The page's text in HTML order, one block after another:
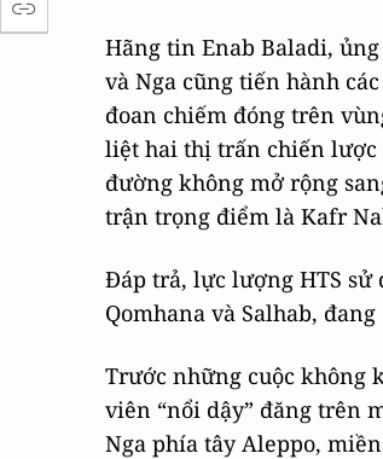
Hãng tin Enab Baladi,
và Nga cũng tiến hành
đoan chiếm đóng trên
liệt hai thị trấn chiến lược
đường không mở rộng
trận trọng điểm là Kafr
Đáp trả, lực lượng HTS sử
Qomhana và Salhab,
Trước những cuộc không
viên “nổi dậy” đăng trên
Nga phía tây Aleppo,